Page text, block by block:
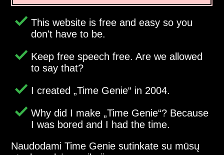
This website is free and easy so you
don't have to be.
Keep free speech free. Are we allowed
to say that?
I created Time Genie in 2004.
Why did I make Time Genie ? Because
I was bored and I had the time.
Naudodami Time Genie sutinkate su mūsų